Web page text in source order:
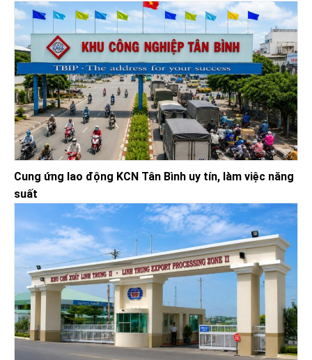
Cung ứng lao động KCN Tân Bình uy tín, làm việc năng
suất